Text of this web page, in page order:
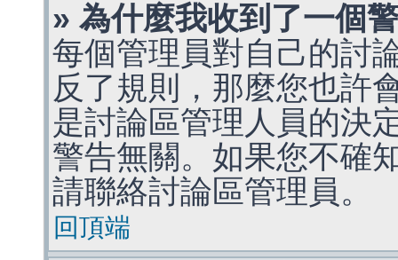
» 為什麼我收到了一個
每個管理員對自己的討
反了規則，那麼您也許
是討論區管理人員的決
警告無關。如果您不確
請聯絡討論區管理員。
回頂端